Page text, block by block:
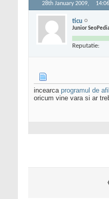
28th January 2009, 14:06
ticu
Junior
Reputatie:
incearca programul de
oricum vine vara si ar